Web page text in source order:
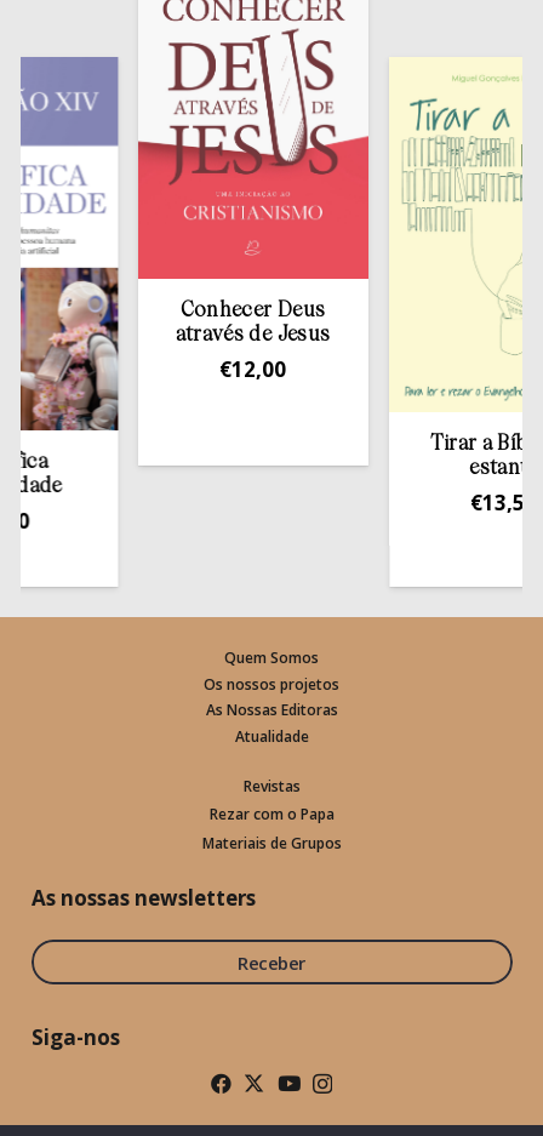
Conhecer Deus
através de Jesus
12,00
Tirar a Bíblia da
estante
13,50
Quem Somos
Os nossos projetos
As Nossas Editoras
Atualidade
Revistas
Rezar com o Papa
Materiais de Grupos
As nossas newsletters
Receber
Siga-nos